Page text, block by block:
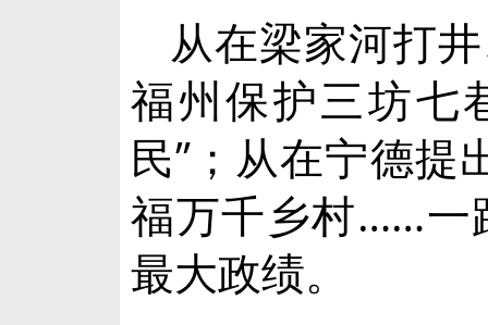
从在梁家河打
福州保护三坊七
民”；从在宁德提
福万千乡村……一
最大政绩。